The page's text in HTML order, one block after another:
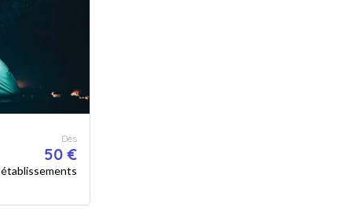
Dès
50 €
établissements